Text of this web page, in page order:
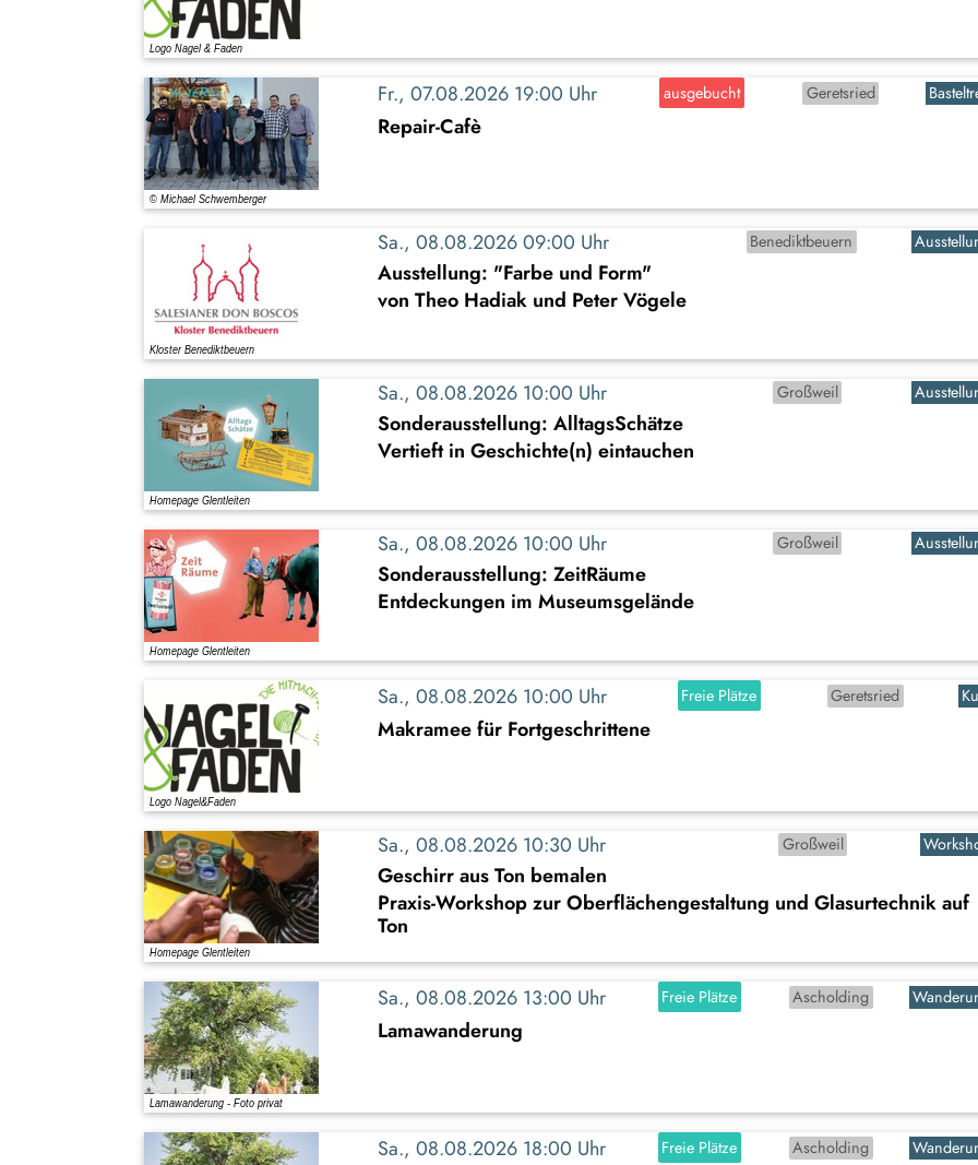
Fr., 07.08.2026 19:00 Uhr ausgebucht Geretsried
Repair-Cafè
Sa., 08.08.2026 09:00 Uhr Benediktbeuern
Ausstellung: "Farbe und Form"
von Theo Hadiak und Peter Vögele
Sa., 08.08.2026 10:00 Uhr Großweil
Sonderausstellung: AlltagsSchätze
Vertieft in Geschichte(n) eintauchen
Sa., 08.08.2026 10:00 Uhr Großweil
Sonderausstellung: ZeitRäume
Entdeckungen im Museumsgelände
Sa., 08.08.2026 10:00 Uhr Freie Plätze Geretsried
Makramee für Fortgeschrittene
Sa., 08.08.2026 10:30 Uhr Großweil
Geschirr aus Ton bemalen
Praxis-Workshop zur Oberflächengestaltung und Glasurtechnik auf
Ton
Sa., 08.08.2026 13:00 Uhr Freie Plätze Ascholding
Lamawanderung
Sa., 08.08.2026 18:00 Uhr Freie Plätze Ascholding